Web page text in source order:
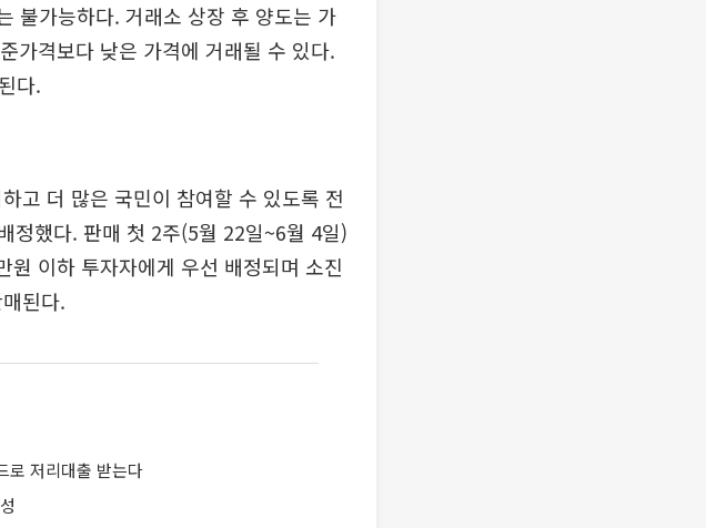
불가능하다. 거래소 상장 후 양도는 가
가격보다 낮은 가격에 거래될 수 있다.
다.
고 더 많은 국민이 참여할 수 있도록 전
정했다. 판매 첫 2주(5월 22일~6월 4일)
이하 투자자에게 우선 배정되며 소진
된다.
로 저리대출 받는다